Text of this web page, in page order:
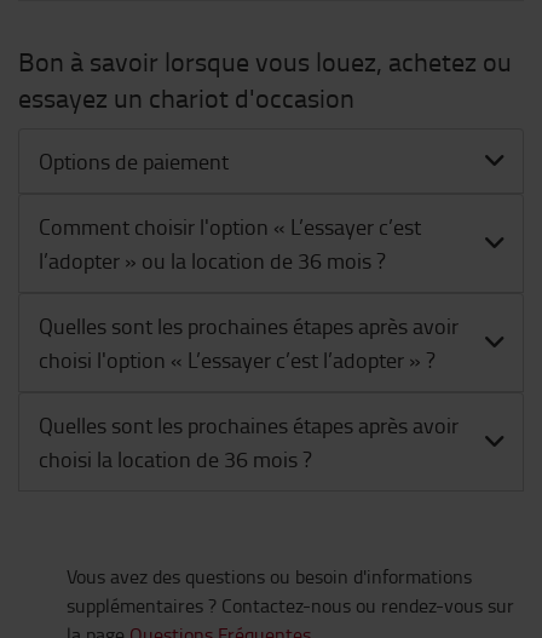
Bon à savoir lorsque vous louez, achetez ou
essayez un chariot d'occasion
Options de paiement
Comment choisir l'option « L’essayer c’est
l’adopter » ou la location de 36 mois ?
Quelles sont les prochaines étapes après avoir
choisi l'option « L’essayer c’est l’adopter » ?
Quelles sont les prochaines étapes après avoir
choisi la location de 36 mois ?
Vous avez des questions ou besoin d'informations
supplémentaires ? Contactez-nous ou rendez-vous sur